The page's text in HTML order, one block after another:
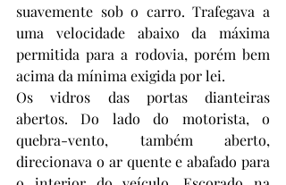
suavemente sob o carro. Trafegava a
uma velocidade abaixo da máxima
permitida para a rodovia, porém bem
acima da mínima exigida por lei.
Os vidros das portas dianteiras
abertos. Do lado do motorista, o
quebra-vento, também aberto,
direcionava o ar quente e abafado para